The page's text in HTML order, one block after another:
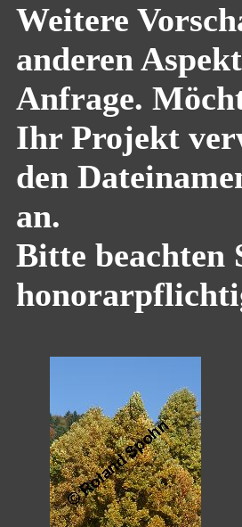
Weitere
anderen
Anfrage.
Ihr Projekt
den
an.
Bitte beachten